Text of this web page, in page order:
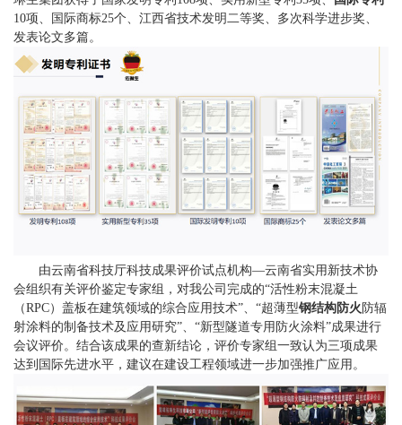
10项、国际商标25个、江西省技术发明二等奖、多次科学进步奖、
发表论文多篇。
由云南省科技厅科技成果评价试点机构—云南省实用新技术协
会组织有关评价鉴定专家组，对我公司完成的“活性粉末混凝土
（RPC）盖板在建筑领域的综合应用技术”、“超薄型钢结构防火 防辐
射涂料的制备技术及应用研究”、“新型隧道专用防火涂料”成果进行
会议评价。结合该成果的查新结论，评价专家组一致认为三项成果
达到国际先进水平，建议在建设工程领域进一步加强推广应用。